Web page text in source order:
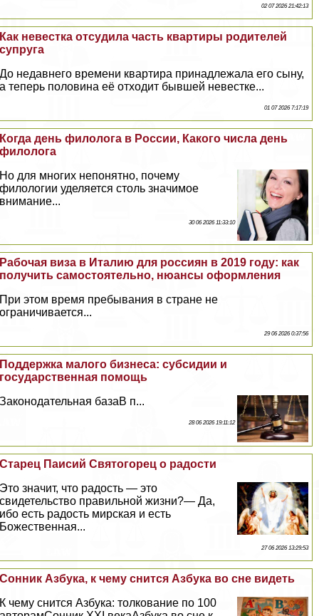
02 07 2026 21:42:13
Как невестка отсудила часть квартиры родителей
супруга
До недавнего времени квартира принадлежала его сыну,
а теперь половина её отходит бывшей невестке...
01 07 2026 7:17:19
Когда день филолога в России, Какого числа день
филолога
Но для многих непонятно, почему
филологии уделяется столь значимое
внимание...
30 06 2026 11:33:10
Рабочая виза в Италию для россиян в 2019 году: как
получить самостоятельно, нюансы оформления
При этом время пребывания в стране не
ограничивается...
29 06 2026 0:37:56
Поддержка малого бизнеса: субсидии и
государственная помощь
Законодательная базаВ п...
28 06 2026 19:11:12
Старец Паисий Святогорец о радости
Это значит, что радость — это
свидетельство правильной жизни?— Да,
ибо есть радость мирская и есть
Божественная...
27 06 2026 13:29:53
Сонник Азбука, к чему снится Азбука во сне видеть
К чему снится Азбука: толкование по 100